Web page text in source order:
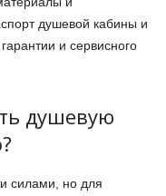
душевой кабины и
и сервисного
душевую
силами, но для